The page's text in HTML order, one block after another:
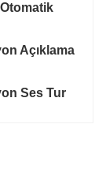
Açıklama
Ses Tur